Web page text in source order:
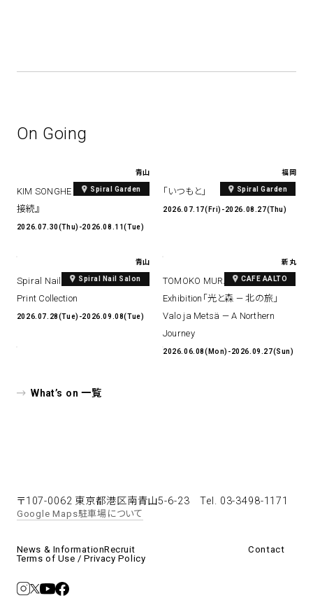
On Going
青山
Spiral Garden
KIM SONGHE EXHIBITION 『愛と
接続』
2026.07.30(Thu)-2026.08.11(Tue)
福岡
Spiral Garden
「いつもと」
2026.07.17(Fri)-2026.08.27(Thu)
青山
Spiral Nail Salon
Spiral Nail Salon Art #14 Spiral
Print Collection
2026.07.28(Tue)-2026.09.08(Tue)
新丸
CAFE AALTO
TOMOKO MURATA Solo
Exhibition「光と森 — 北の旅」
Valo ja Metsä — A Northern
Journey
2026.06.08(Mon)-2026.09.27(Sun)
What’s on 一覧
〒107-0062 東京都港区南青山5-6-23Tel. 03-3498-1171
Google Maps駐車場について
News & InformationRecruit
Contact
Terms of Use / Privacy Policy